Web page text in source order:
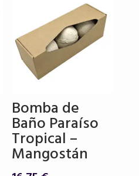
Bomba de
Baño Paraíso
Tropical –
Mangostán